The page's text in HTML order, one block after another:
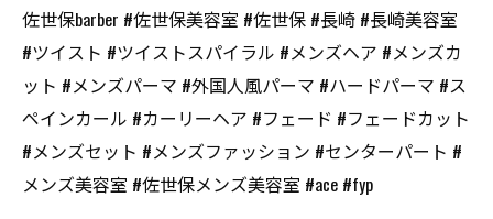
佐世保barber #佐世保美容室 #佐世保 #長崎 #長崎美容室
#ツイスト #ツイストスパイラル #メンズヘア #メンズカ
ット #メンズパーマ #外国人風パーマ #ハードパーマ #ス
ペインカール #カーリーヘア #フェード #フェードカット
#メンズセット #メンズファッション #センターパート #
メンズ美容室 #佐世保メンズ美容室 #ace #fyp